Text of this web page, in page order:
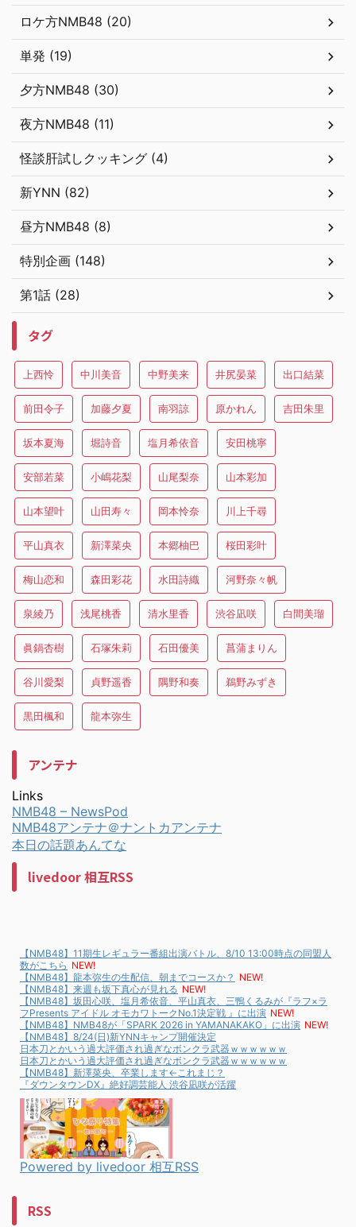
ロケ方NMB48 (20)
単発 (19)
夕方NMB48 (30)
夜方NMB48 (11)
怪談肝試しクッキング (4)
新YNN (82)
昼方NMB48 (8)
特別企画 (148)
第1話 (28)
タグ
上西怜 中川美音 中野美来 井尻晏菜 出口結菜
前田令子 加藤夕夏 南羽諒 原かれん 吉田朱里
坂本夏海 堀詩音 塩月希依音 安田桃寧
安部若菜 小嶋花梨 山尾梨奈 山本彩加
山本望叶 山田寿々 岡本怜奈 川上千尋
平山真衣 新澤菜央 本郷柚巴 桜田彩叶
梅山恋和 森田彩花 水田詩織 河野奈々帆
泉綾乃 浅尾桃香 清水里香 渋谷凪咲 白間美瑠
眞鍋杏樹 石塚朱莉 石田優美 菖蒲まりん
谷川愛梨 貞野遥香 隅野和奏 鵜野みずき
黒田楓和 龍本弥生
アンテナ
Links
NMB48 – NewsPod
NMB48アンテナ＠ナントカアンテナ
本日の話題あんてな
livedoor 相互RSS
【NMB48】11期生レギュラー番組出演バトル、8/10 13:00時点の同盟人
数がこちら NEW!
【NMB48】龍本弥生の生配信、朝までコースか？ NEW!
【NMB48】来週も坂下真心が見れる NEW!
【NMB48】坂田心咲、塩月希依音、平山真衣、三鴨くるみが『ラフ×ラ
フPresents アイドル オモカワトークNo.1決定戦 』に出演 NEW!
【NMB48】NMB48が「SPARK 2026 in YAMANAKAKO」に出演 NEW!
【NMB48】8/24(日)新YNNキャンプ開催決定
日本刀とかいう過大評価され過ぎなボンクラ武器ｗｗｗｗｗｗ
日本刀とかいう過大評価され過ぎなボンクラ武器ｗｗｗｗｗｗ
【NMB48】新澤菜央、卒業します←これまじ？
『ダウンタウンDX』絶好調芸能人 渋谷凪咲が活躍
Powered by livedoor 相互RSS
RSS